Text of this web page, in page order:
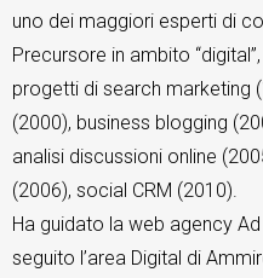
HR
TeamSystem Corporate
TeamSystem Store
uno dei maggiori esperti di
Precursore in ambito
progetti di search marketing
(2000), business blogging
analisi discussioni online
(2006), social CRM (2010).
Ha guidato la web agency
seguito l’area Digital di